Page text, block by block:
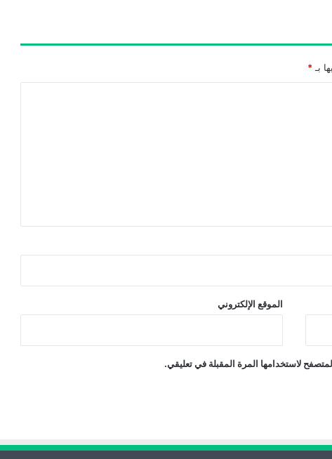
بـ *
الموقع الإلكتروني
لاستخدامها المرة المقبلة في تعليقي.